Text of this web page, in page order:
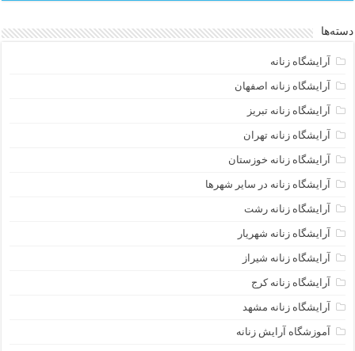
دسته‌ها
آرایشگاه زنانه
آرایشگاه زنانه اصفهان
آرایشگاه زنانه تبریز
آرایشگاه زنانه تهران
آرایشگاه زنانه خوزستان
آرایشگاه زنانه در سایر شهرها
آرایشگاه زنانه رشت
آرایشگاه زنانه شهریار
آرایشگاه زنانه شیراز
آرایشگاه زنانه کرج
آرایشگاه زنانه مشهد
آموزشگاه آرایش زنانه